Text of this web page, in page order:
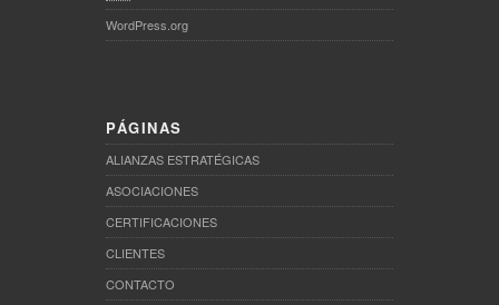
WordPress.org
PÁGINAS
ALIANZAS ESTRATÉGICAS
ASOCIACIONES
CERTIFICACIONES
CLIENTES
CONTACTO